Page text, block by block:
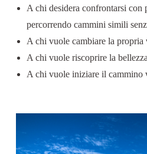
A chi desidera confrontarsi con
percorrendo cammini simili
A chi vuole cambiare la propria
A chi vuole riscoprire la
A chi vuole iniziare il cammino